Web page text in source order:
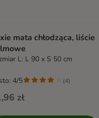
mata chłodząca, liście
L: L 90 x S 50 cm
zł
4/5 (4)